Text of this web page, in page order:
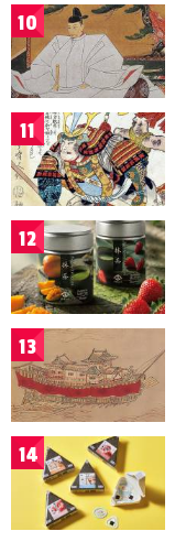
10
11
12
13
14